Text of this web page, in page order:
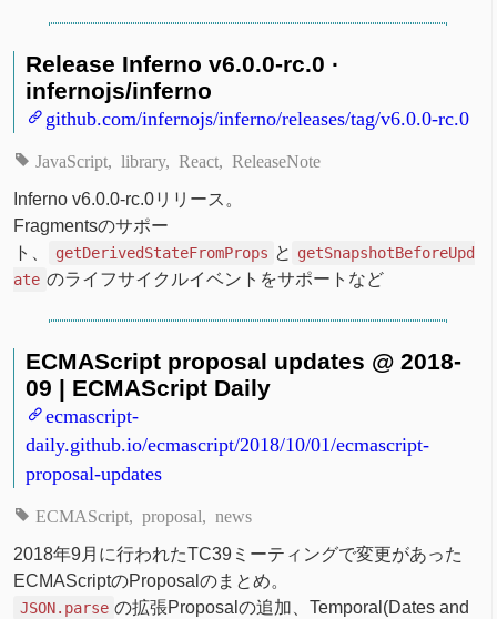
Release Inferno v6.0.0-rc.0 ·
infernojs/inferno
github.com/infernojs/inferno/releases/tag/v6.0.0-rc.0
JavaScript library React ReleaseNote
Inferno v6.0.0-rc.0リリース。
Fragmentsのサポー
ト、
getDerivedStateFromProps と getSnapshotBeforeUpd
ate のライフサイクルイベントをサポートなど
ECMAScript proposal updates @ 2018-
09 | ECMAScript Daily
ecmascript-
daily.github.io/ecmascript/2018/10/01/ecmascript-
proposal-updates
ECMAScript proposal news
2018年9月に行われたTC39ミーティングで変更があった
ECMAScriptのProposalのまとめ。
JSON.parse の拡張Proposalの追加、Temporal(Dates and